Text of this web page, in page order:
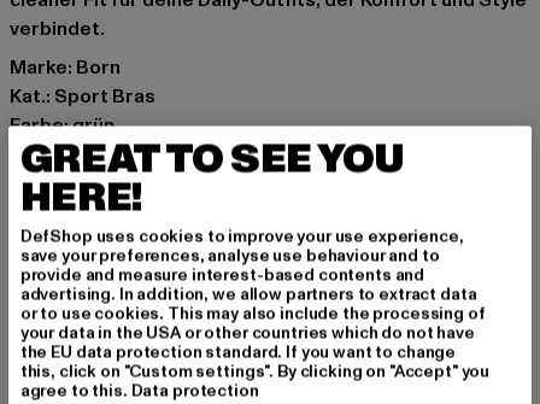
verbindet.
Marke: Born
Kat.: Sport Bras
Farbe: grün
Hersteller Farbe: green
Materialzusammensetzung: 80% Polyester, 20%
Elasthan
Art.Nr: PD00007873-00110
Hersteller: Urban Styles Agency GmbH & Co. KG |
agentur@urbanstylesagency.com
Schanzenstraße 41 | 51063 Köln | DE
GREAT TO SEE YOU
HERE!
DefShop uses cookies to improve your use experience,
save your preferences, analyse use behaviour and to
provide and measure interest-based contents and
advertising. In addition, we allow partners to extract data
or to use cookies. This may also include the processing of
your data in the USA or other countries which do not have
the EU data protection standard. If you want to change
this, click on "Custom settings". By clicking on "Accept" you
agree to this. Data protection